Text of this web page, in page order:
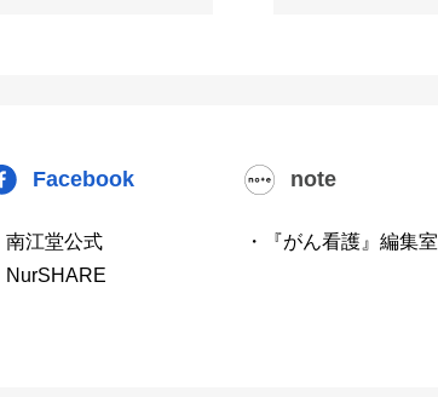
Facebook
南江堂公式
NurSHARE
note
・『がん看護』編集室